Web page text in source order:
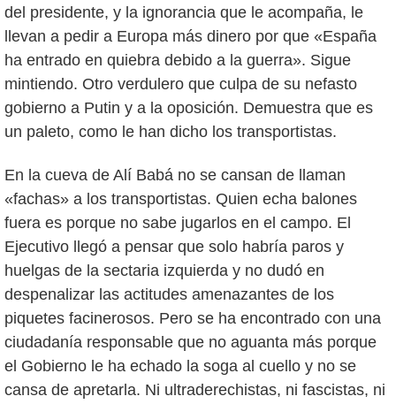
del presidente, y la ignorancia que le acompaña, le
llevan a pedir a Europa más dinero por que «España
ha entrado en quiebra debido a la guerra». Sigue
mintiendo. Otro verdulero que culpa de su nefasto
gobierno a Putin y a la oposición. Demuestra que es
un paleto, como le han dicho los transportistas.
En la cueva de Alí Babá no se cansan de llaman
«fachas» a los transportistas. Quien echa balones
fuera es porque no sabe jugarlos en el campo. El
Ejecutivo llegó a pensar que solo habría paros y
huelgas de la sectaria izquierda y no dudó en
despenalizar las actitudes amenazantes de los
piquetes facinerosos. Pero se ha encontrado con una
ciudadanía responsable que no aguanta más porque
el Gobierno le ha echado la soga al cuello y no se
cansa de apretarla. Ni ultraderechistas, ni fascistas, ni